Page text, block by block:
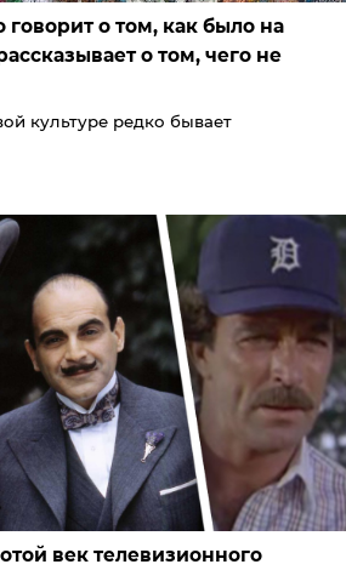
говорит о том, как было на
о том, чего не
культуре редко бывает
век телевизионного